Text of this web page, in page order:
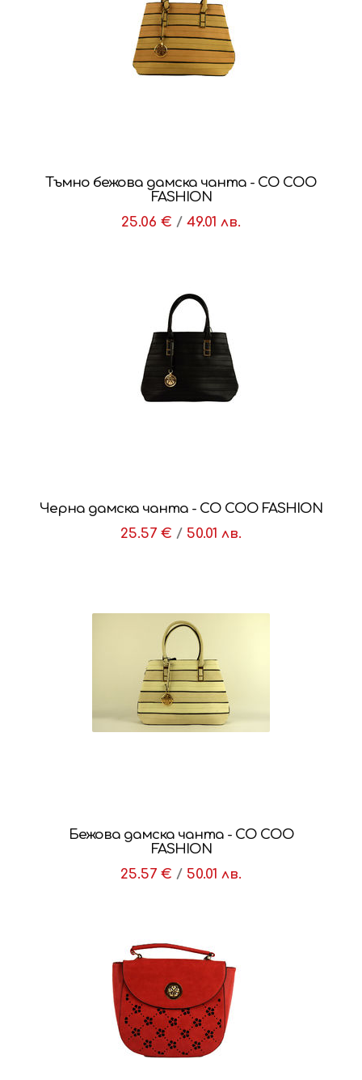
Тъмно бежова дамска чанта - CO COO
FASHION
25.06 € / 49.01 лв.
Черна дамска чанта - CO COO FASHION
25.57 € / 50.01 лв.
Бежова дамска чанта - CO COO
FASHION
25.57 € / 50.01 лв.